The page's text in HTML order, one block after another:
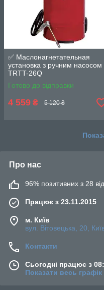
✅ Маслонагнетательная
установка з ручним насосом
TRTT-26Q
Готово до відправки
4 559 ₴ 5 120 ₴
Про нас
96% позитивних з 28
Працює з 23.11.2015
м. Київ
вул. Вітовецька, 20,
Контакти
Сьогодні працює з
Показати весь